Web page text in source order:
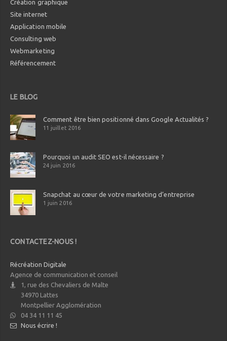
Création graphique
Site internet
Application mobile
Consulting web
Webmarketing
Référencement
LE BLOG
Comment être bien positionné dans Google Actualités ?
11 juillet 2016
Pourquoi un audit SEO est-il nécessaire ?
24 juin 2016
Snapchat au cœur de votre marketing d’entreprise
1 juin 2016
CONTACTEZ-NOUS !
Récréation Digitale
Agence de communication et conseil
1, rue des Chevaliers de Malte
34970 Lattes
Montpellier Agglomération
04 34 11 11 45
Nous écrire !